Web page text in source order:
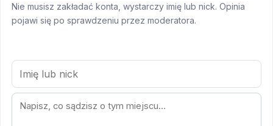
Nie musisz zakładać konta, wystarczy imię lub nick. Opinia
pojawi się po sprawdzeniu przez moderatora.